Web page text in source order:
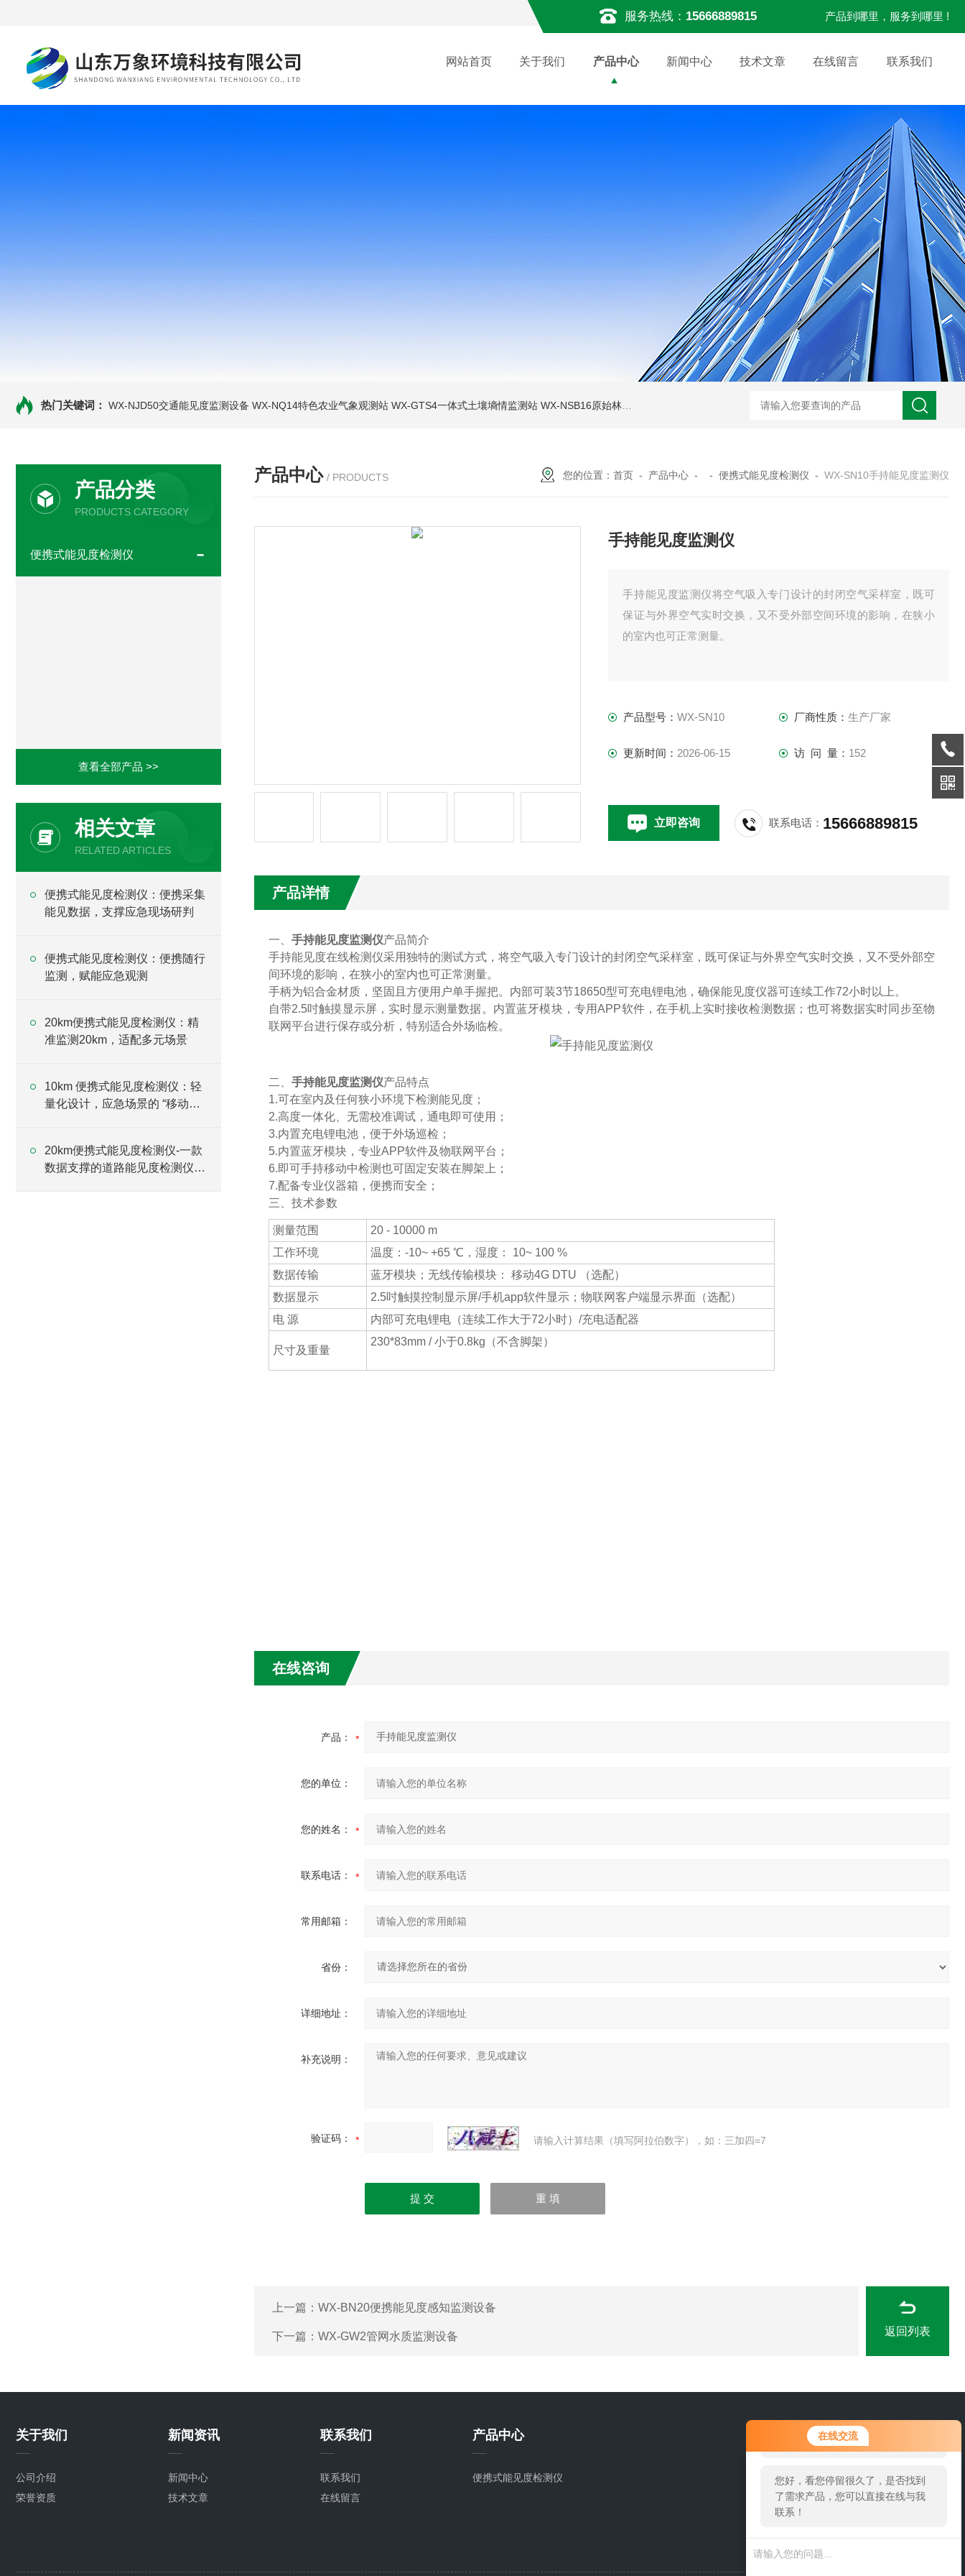
在线交流
您好！欢迎前来咨询，很高兴为您
服务，请问您要咨询什么问题呢？
您好，看您停留很久了，是否找到
了需求产品，您可以直接在线与我
联系！
服务热线： 15666889815 产品到哪里，服务到哪里 !
网站首页 关于我们 产品中心 新闻中心 技术文章 在线留言 联系我们
热门关键词： WX-NJD50交通能见度监测设备 WX-NQ14特色农业气象观测站 WX-GTS4一体式土壤墒情监测站 WX-NSB16原始林区鸟类AI监测设备 WX-NSB16生态保护区鸟类智能识别终端 WX-WY温盐仪
产品分类
PRODUCTS CATEGORY
便携式能见度检测仪
查看全部产品 >>
相关文章
RELATED ARTICLES
便携式能见度检测仪：便携采集
能见数据，支撑应急现场研判
便携式能见度检测仪：便携随行
监测，赋能应急观测
20km便携式能见度检测仪：精
准监测20km，适配多元场景
10km 便携式能见度检测仪：轻
量化设计，应急场景的 “移动监
20km便携式能见度检测仪-一款
数据支撑的道路能见度检测仪
产品中心 / PRODUCTS 您的位置： 首页 - 产品中心 - - 便携式能见度检测仪 - WX-SN10手持能见度监测仪
手持能见度监测仪
手持能见度监测仪将空气吸入专门设计的封闭空气采样室，既可
保证与外界空气实时交换，又不受外部空间环境的影响，在狭小
的室内也可正常测量。
产品型号：WX-SN10 厂商性质： 生产厂家
更新时间： 2026-06-15 访 问 量： 152
立即咨询 联系电话： 15666889815
产品详情
一、 手持能见度监测仪产品简介
手持能见度在线检测仪采用独特的测试方式，将空气吸入专门设计的封闭空气采样室，既可保证与外界空气实时交换，又不受外部空
间环境的影响，在狭小的室内也可正常测量。
手柄为铝合金材质，坚固且方便用户单手握把。内部可装3节18650型可充电锂电池，确保能见度仪器可连续工作72小时以上。
自带2.5吋触摸显示屏，实时显示测量数据。内置蓝牙模块，专用APP软件，在手机上实时接收检测数据；也可将数据实时同步至物
联网平台进行保存或分析，特别适合外场临检。
二、 手持能见度监测仪产品特点
1.可在室内及任何狭小环境下检测能见度；
2.高度一体化、无需校准调试，通电即可使用；
3.内置充电锂电池，便于外场巡检；
5.内置蓝牙模块，专业APP软件及物联网平台；
6.即可手持移动中检测也可固定安装在脚架上；
7.配备专业仪器箱，便携而安全；
三、技术参数
测量范围
20 - 10000 m
工作环境
温度：-10~ +65 ℃，湿度： 10~ 100 %
数据传输
蓝牙模块；无线传输模块： 移动4G DTU （选配）
数据显示
2.5吋触摸控制显示屏/手机app软件显示；物联网客户端显示界面（选配）
电 源
内部可充电锂电（连续工作大于72小时）/充电适配器
尺寸及重量
230*83mm / 小于0.8kg（不含脚架）
在线咨询
产品：
您的单位：
您的姓名：
联系电话：
常用邮箱：
省份：
详细地址：
补充说明：
验证码： 请输入计算结果（填写阿拉伯数字），如：三加四=7
上一篇： WX-BN20便携能见度感知监测设备
下一篇： WX-GW2管网水质监测设备 返回列表
关于我们
公司介绍
荣誉资质
新闻资讯
新闻中心
技术文章
联系我们
联系我们
在线留言
产品中心
便携式能见度检测仪
15666889815